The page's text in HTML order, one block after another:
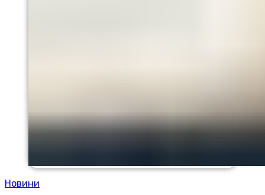
Новини